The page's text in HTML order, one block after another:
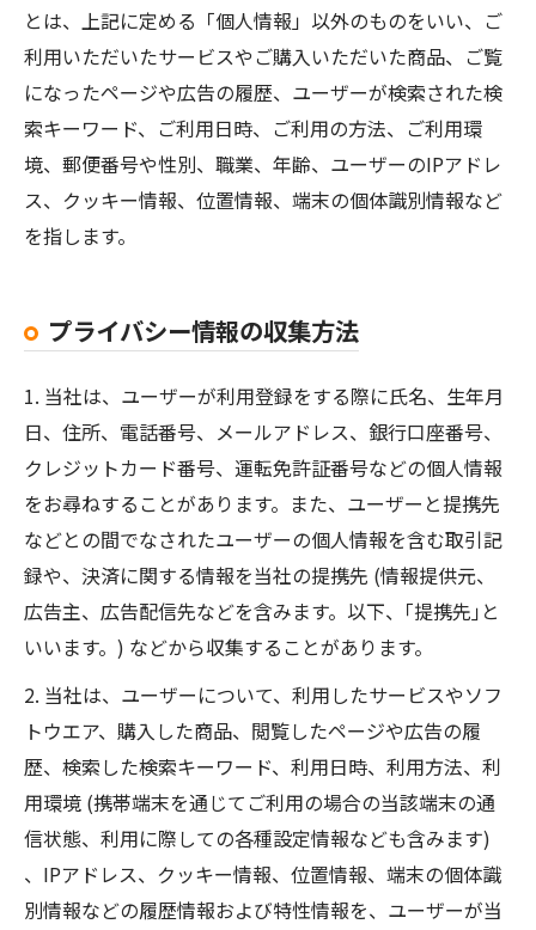
とは、上記に定める「個人情報」以外のものをいい、ご
利用いただいたサービスやご購入いただいた商品、ご覧
になったページや広告の履歴、ユーザーが検索された検
索キーワード、ご利用日時、ご利用の方法、ご利用環
境、郵便番号や性別、職業、年齢、ユーザーのIPアドレ
ス、クッキー情報、位置情報、端末の個体識別情報など
を指します。
プライバシー情報の収集方法
1. 当社は、ユーザーが利用登録をする際に氏名、生年月
日、住所、電話番号、メールアドレス、銀行口座番号、
クレジットカード番号、運転免許証番号などの個人情報
をお尋ねすることがあります。また、ユーザーと提携先
などとの間でなされたユーザーの個人情報を含む取引記
録や、決済に関する情報を当社の提携先 (情報提供元、
広告主、広告配信先などを含みます。以下、｢提携先｣と
いいます。) などから収集することがあります。
2. 当社は、ユーザーについて、利用したサービスやソフ
トウエア、購入した商品、閲覧したページや広告の履
歴、検索した検索キーワード、利用日時、利用方法、利
用環境 (携帯端末を通じてご利用の場合の当該端末の通
信状態、利用に際しての各種設定情報なども含みます)
、IPアドレス、クッキー情報、位置情報、端末の個体識
別情報などの履歴情報および特性情報を、ユーザーが当